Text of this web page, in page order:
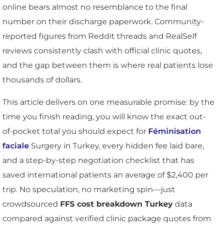
online bears almost no resemblance to the final
number on their discharge paperwork. Community-
reported figures from Reddit threads and RealSelf
reviews consistently clash with official clinic quotes,
and the gap between them is where real patients lose
thousands of dollars.
This article delivers on one measurable promise: by the
time you finish reading, you will know the exact out-
of-pocket total you should expect for Féminisation
faciale Surgery in Turkey, every hidden fee laid bare,
and a step-by-step negotiation checklist that has
saved international patients an average of $2,400 per
trip. No speculation, no marketing spin—just
crowdsourced FFS cost breakdown Turkey data
compared against verified clinic package quotes from